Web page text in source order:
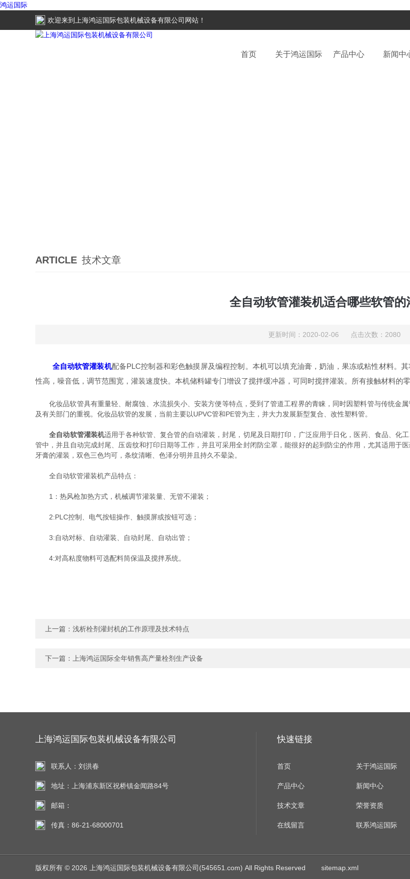
鸿运国际
欢迎来到
上海鸿运国际包装机械设备有限公司 网站！
首页 关于鸿运国际 产品中心 新闻中
ARTICLE 技术文章
全自动软管灌装机适合哪些软管的
更新时间：2020-02-06 点击次数：2080
全自动软管灌装机配备PLC控制器和彩色触摸屏及编程控制。本机可以填充油膏，奶油，果冻或粘性材料。
性高，噪音低，调节范围宽，灌装速度快。本机储料罐专门增设了搅拌缓冲器，可同时搅拌灌装。所有接触材料的
化妆品软管具有重量轻、耐腐蚀、水流损失小、安装方便等特点，受到了管道工程界的青睐，同时因塑料管与传统金
及有关部门的重视。化妆品软管的发展，当前主要以UPVC管和PE管为主，并大力发展新型复合、改性塑料管。
全自动软管灌装机适用于各种软管、复合管的自动灌装，封尾，切尾及日期打印，广泛应用于日化，医药、食品、化
管中，并且自动完成封尾、压齿纹和打印日期等工作，并且可采用全封闭防尘罩，能很好的起到防尘的作用，尤其适用于
牙膏的灌装，双色三色均可，条纹清晰、色泽分明并且持久不晕染。
全自动软管灌装机产品特点：
1：热风枪加热方式，机械调节灌装量、无管不灌装；
2:PLC控制、电气按钮操作、触摸屏或按钮可选；
3:自动对标、自动灌装、自动封尾、自动出管；
4:对高粘度物料可选配料筒保温及搅拌系统。
上一篇： 浅析栓剂灌封机的工作原理及技术特点
下一篇： 上海鸿运国际全年销售高产量栓剂生产设备
上海鸿运国际包装机械设备有限公司
联系人：刘洪春
地址：上海浦东新区祝桥镇金闻路84号
邮箱：
传真：86-21-68000701
快速链接
首页 关于鸿运国际
产品中心 新闻中心
技术文章 荣誉资质
在线留言 联系鸿运国际
版权所有 © 2026 上海鸿运国际包装机械设备有限公司(545651.com) All Rights Reserved sitemap.xml